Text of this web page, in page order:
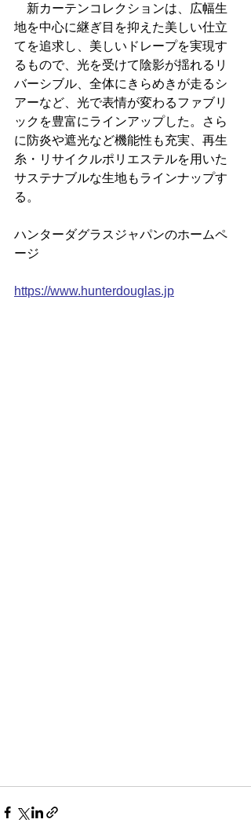
新カーテンコレクションは、広幅生
地を中心に継ぎ目を抑えた美しい仕立
てを追求し、美しいドレープを実現す
るもので、光を受けて陰影が揺れるリ
バーシブル、全体にきらめきが走るシ
アーなど、光で表情が変わるファブリ
ックを豊富にラインアップした。さら
に防炎や遮光など機能性も充実、再生
糸・リサイクルポリエステルを用いた
サステナブルな生地もラインナップす
る。
ハンターダグラスジャパンのホームペ
ージ
https://www.hunterdouglas.jp